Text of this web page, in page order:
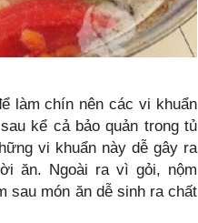
làm chín nên các vi khuẩn
kể cả bảo quản trong tủ
vi khuẩn này dễ gây ra
ăn. Ngoài ra vì gỏi, nộm
sau món ăn dễ sinh ra chất